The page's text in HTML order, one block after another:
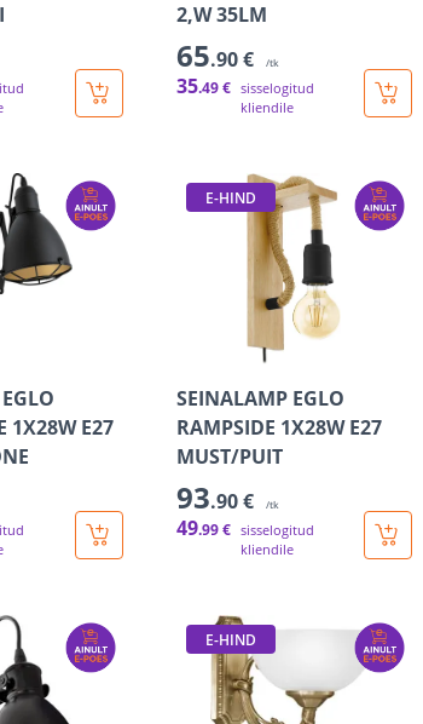
2,W 35LM
65.90 € /tk
35.49 € sisselogitud
kliendile
1X28W E27
E-HIND
SEINALAMP EGLO
RAMPSIDE 1X28W E27
MUST/PUIT
93.90 € /tk
49.99 € sisselogitud
kliendile
E-HIND